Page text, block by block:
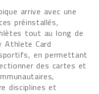
arrive avec une
préinstallés,
tout au long de
Athlete Card
en permettant
des cartes et
disciplines et